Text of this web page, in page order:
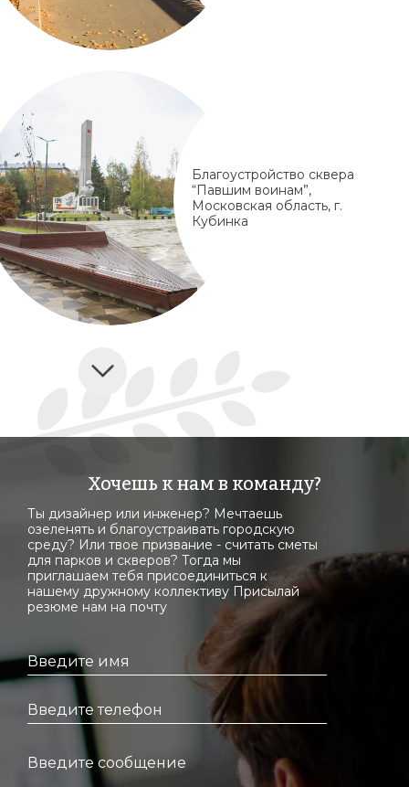
Благоустройство сквера
“Павшим воинам”,
Московская область, г.
Кубинка
Москва
Южный речной вокзал,
Москва
Хочешь к нам в команду?
Ты дизайнер или инженер? Мечтаешь
озеленять и благоустраивать городскую
среду? Или твое призвание - считать сметы
для парков и скверов? Тогда мы
приглашаем тебя присоединиться к
нашему дружному коллективу Присылай
резюме нам на почту